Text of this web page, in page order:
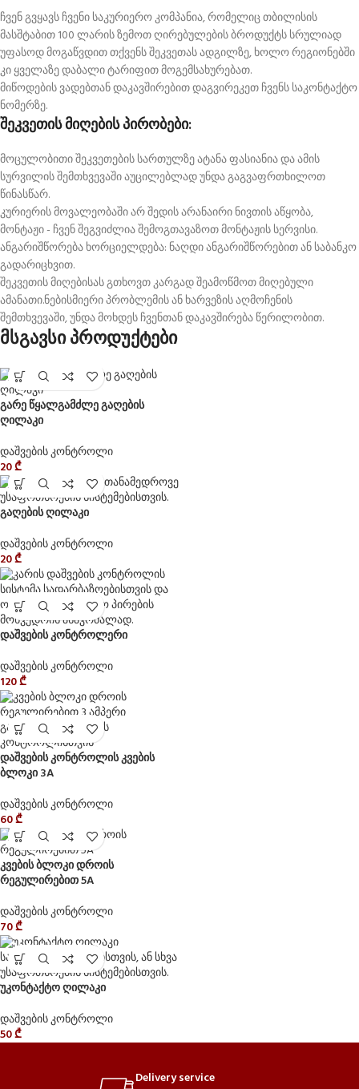
ჩვენ გვყავს ჩვენი საკურიერო კომპანია, რომელიც თბილისის
მასშტაბით 100 ლარის ზემოთ ღირებულების ბროდუქტს სრულიად
უფასოდ მოგაწვდით თქვენს შეკვეთას ადგილზე, ხოლო რეგიონებში
კი ყველაზე დაბალი ტარიფით მოგემსახურებათ.
მიწოდების ვადებთან დაკავშირებით დაგვირეკეთ ჩვენს საკონტაქტო
ნომერზე.
შეკვეთის მიღების პირობები:
მოცულობითი შეკვეთების სართულზე ატანა ფასიანია და ამის
სურვილის შემთხვევაში აუცილებლად უნდა გაგვაფრთხილოთ
წინასწარ.
კურიერის მოვალეობაში არ შედის არანაირი ნივთის აწყობა,
მონტაჟი - ჩვენ შეგვიძლია შემოგთავაზოთ მონტაჟის სერვისი.
ანგარიშწორება ხორციელდება: ნაღდი ანგარიშწორებით ან საბანკო
გადარიცხვით.
შეკვეთის მიღებისას გთხოვთ კარგად შეამოწმოთ მიღებული
ამანათი.ნებისმიერი პრობლემის ან ხარვეზის აღმოჩენის
შემთხვევაში, უნდა მოხდეს ჩვენთან დაკავშირება წერილობით.
მსგავსი პროდუქტები
გარე წყალგამძლე გაღების
ღილაკი
დაშვების კონტროლი
20₾
გაღების ღილაკი
დაშვების კონტროლი
20₾
დაშვების კონტროლერი
დაშვების კონტროლი
120₾
დაშვების კონტროლის კვების
ბლოკი 3A
დაშვების კონტროლი
60₾
კვების ბლოკი დროის
რეგულირებით 5A
დაშვების კონტროლი
70₾
უკონტაქტო ღილაკი
დაშვების კონტროლი
50₾
Delivery service